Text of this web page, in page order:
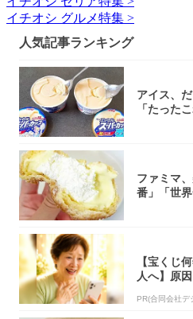
イチオシ グルメ特集 >
人気記事ランキング
アイス、
「たった
ファミマ
番」「世
【宝くじ
人へ】原
PR(合同会社デ